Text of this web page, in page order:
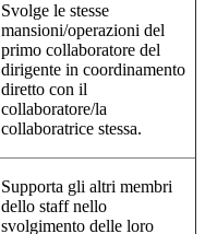
Svolge le stesse
mansioni/operazioni del
primo collaboratore del
dirigente in coordinamento
diretto con il
collaboratore/la
collaboratrice stessa.
Supporta gli altri membri
dello staff nello
svolgimento delle loro